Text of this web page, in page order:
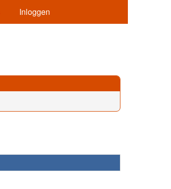
Inloggen